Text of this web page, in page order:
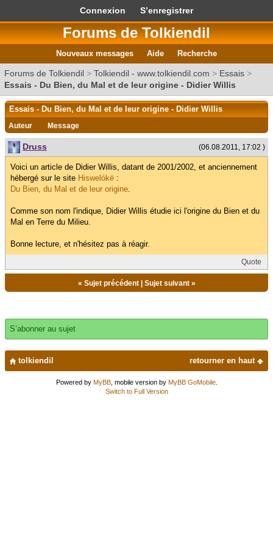
Connexion S’enregistrer
Forums de Tolkiendil
Nouveaux messages Aide Recherche
Forums de Tolkiendil > Tolkiendil - www.tolkiendil.com > Essais >
Essais - Du Bien, du Mal et de leur origine - Didier Willis
Essais - Du Bien, du Mal et de leur origine - Didier Willis
Auteur Message
(06.08.2011, 17:02 )
Druss
Voici un article de Didier Willis, datant de 2001/2002, et anciennement
hébergé sur le site Hiswelókë :
Du Bien, du Mal et de leur origine.
Comme son nom l'indique, Didier Willis étudie ici l'origine du Bien et du
Mal en Terre du Milieu.
Bonne lecture, et n'hésitez pas à réagir.
Quote
« Sujet précédent| Sujet suivant»
S’abonner au sujet
retourner en haut
tolkiendil
Powered by MyBB, mobile version by MyBB GoMobile.
Switch to Full Version